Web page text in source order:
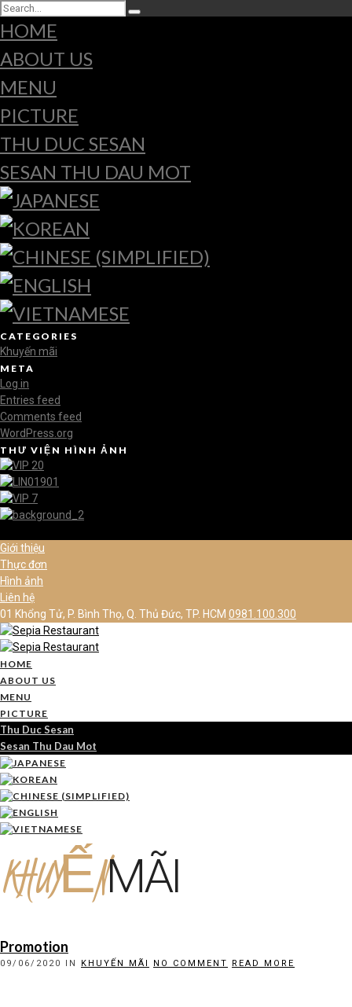
HOME
ABOUT US
MENU
PICTURE
THU DUC SESAN
SESAN THU DAU MOT
CATEGORIES
Khuyến mãi
META
Log in
Entries feed
Comments feed
WordPress.org
THƯ VIỆN HÌNH ẢNH
Giới thiệu
Thực đơn
Hình ảnh
Liên hệ
01 Khổng Tử, P. Bình Thọ, Q. Thủ Đức, TP. HCM 0981.100.300
HOME
ABOUT US
MENU
PICTURE
Thu Duc Sesan
Sesan Thu Dau Mot
KHUYẾNMÃI
Promotion
09/06/2020 IN KHUYẾN MÃI NO COMMENT READ MORE